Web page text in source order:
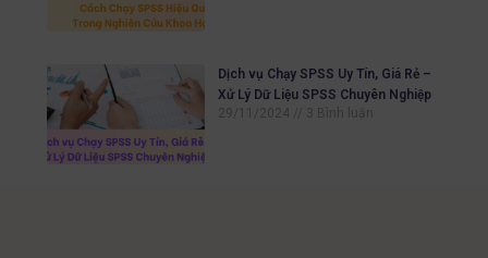
Dịch vụ Chạy SPSS Uy Tín, Giá Rẻ –
Xử Lý Dữ Liệu SPSS Chuyên Nghiệp
29/11/2024
3 Bình luận